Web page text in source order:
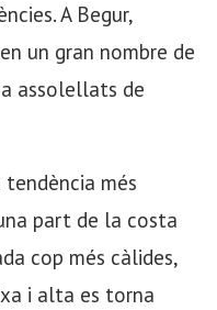
A Begur,
un gran nombre de
assolellats de
més
part de la costa
cop més càlides,
i alta es torna